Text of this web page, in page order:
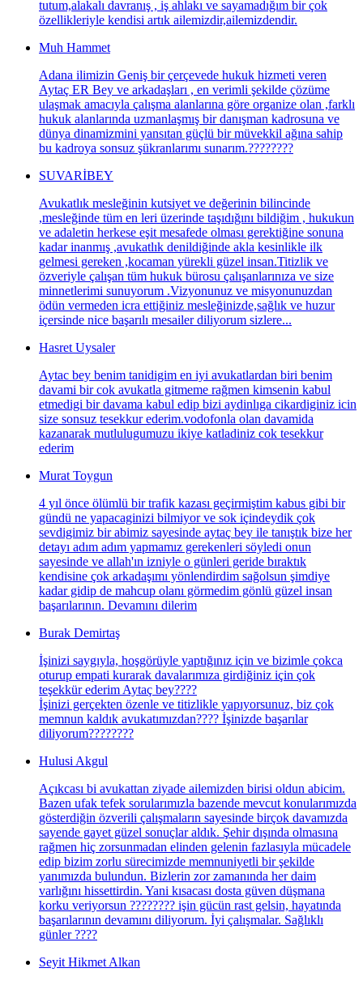
tutum,alakalı davranış , iş ahlakı ve sayamadığım bir çok
özellikleriyle kendisi artık ailemizdir,ailemizdendir.
Muh Hammet
Adana ilimizin Geniş bir çerçevede hukuk hizmeti veren
Aytaç ER Bey ve arkadaşları , en verimli şekilde çözüme
ulaşmak amacıyla çalışma alanlarına göre organize olan ,farklı
hukuk alanlarında uzmanlaşmış bir danışman kadrosuna ve
dünya dinamizmini yansıtan güçlü bir müvekkil ağına sahip
bu kadroya sonsuz şükranlarımı sunarım.????????
SUVARİBEY
Avukatlık mesleğinin kutsiyet ve değerinin bilincinde
,mesleğinde tüm en leri üzerinde taşıdığını bildiğim , hukukun
ve adaletin herkese eşit mesafede olması gerektiğine sonuna
kadar inanmış ,avukatlık denildiğinde akla kesinlikle ilk
gelmesi gereken ,kocaman yürekli güzel insan.Titizlik ve
özveriyle çalışan tüm hukuk bürosu çalışanlarınıza ve size
minnetlerimi sunuyorum .Vizyonunuz ve misyonunuzdan
ödün vermeden icra ettiğiniz mesleğinizde,sağlık ve huzur
içersinde nice başarılı mesailer diliyorum sizlere...
Hasret Uysaler
Aytac bey benim tanidigim en iyi avukatlardan biri benim
davami bir cok avukatla gitmeme rağmen kimsenin kabul
etmedigi bir davama kabul edip bizi aydinlıga cikardiginiz icin
size sonsuz tesekkur ederim.vodofonla olan davamida
kazanarak mutlulugumuzu ikiye katladiniz cok tesekkur
ederim
Murat Toygun
4 yıl önce ölümlü bir trafik kazası geçirmiştim kabus gibi bir
gündü ne yapacaginizi bilmiyor ve sok içindeydik çok
sevdigimiz bir abimiz sayesinde aytaç bey ile tanıştık bize her
detayı adım adım yapmamız gerekenleri söyledi onun
sayesinde ve allah'ın izniyle o günleri geride bıraktık
kendisine çok arkadaşımı yönlendirdim sağolsun şimdiye
kadar gidip de mahcup olanı görmedim gönlü güzel insan
başarılarının. Devamını dilerim
Burak Demirtaş
İşinizi saygıyla, hoşgörüyle yaptığınız için ve bizimle çokca
oturup empati kurarak davalarımıza girdiğiniz için çok
teşekkür ederim Aytaç bey????
İşinizi gerçekten özenle ve titizlikle yapıyorsunuz, biz çok
memnun kaldık avukatımızdan???? İşinizde başarılar
diliyorum????????
Hulusi Akgul
Açıkcası bi avukattan ziyade ailemizden birisi oldun abicim.
Bazen ufak tefek sorularımızla bazende mevcut konularımızda
gösterdiğin özverili çalışmaların sayesinde birçok davamızda
sayende gayet güzel sonuçlar aldık. Şehir dışında olmasına
rağmen hiç zorsunmadan elinden gelenin fazlasıyla mücadele
edip bizim zorlu sürecimizde memnuniyetli bir şekilde
yanımızda bulundun. Bizlerin zor zamanında her daim
varlığını hissettirdin. Yani kısacası dosta güven düşmana
korku veriyorsun ???????? işin gücün rast gelsin, hayatında
başarılarının devamını diliyorum. İyi çalışmalar. Sağlıklı
günler ????
Seyit Hikmet Alkan